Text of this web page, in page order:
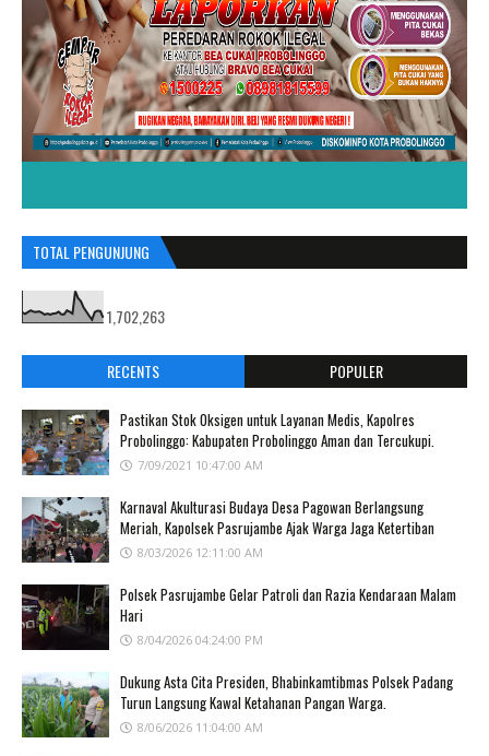
TOTAL PENGUNJUNG
1,702,263
RECENTS POPULER
Pastikan Stok Oksigen untuk Layanan Medis, Kapolres
Probolinggo: Kabupaten Probolinggo Aman dan Tercukupi.
7/09/2021 10:47:00 AM
Karnaval Akulturasi Budaya Desa Pagowan Berlangsung
Meriah, Kapolsek Pasrujambe Ajak Warga Jaga Ketertiban
8/03/2026 12:11:00 AM
Polsek Pasrujambe Gelar Patroli dan Razia Kendaraan Malam
Hari
8/04/2026 04:24:00 PM
Dukung Asta Cita Presiden, Bhabinkamtibmas Polsek Padang
Turun Langsung Kawal Ketahanan Pangan Warga.
8/06/2026 11:04:00 AM